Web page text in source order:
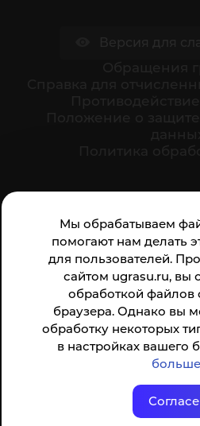
Мы обрабатываем
помогают нам делать
для пользователей.
сайтом ugrasu.ru, вы
обработкой файлов
браузера. Однако вы
обработку некоторых
в настройках вашего
Анкета доступна по QR-
ссылке
© ФГБОУ ВО ЮГУ